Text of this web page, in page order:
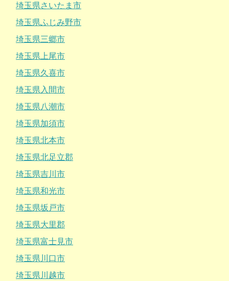
埼玉県さいたま市
埼玉県ふじみ野市
埼玉県三郷市
埼玉県上尾市
埼玉県久喜市
埼玉県入間市
埼玉県八潮市
埼玉県加須市
埼玉県北本市
埼玉県北足立郡
埼玉県吉川市
埼玉県和光市
埼玉県坂戸市
埼玉県大里郡
埼玉県富士見市
埼玉県川口市
埼玉県川越市